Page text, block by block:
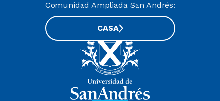
Comunidad Ampliada San Andrés:
CASA